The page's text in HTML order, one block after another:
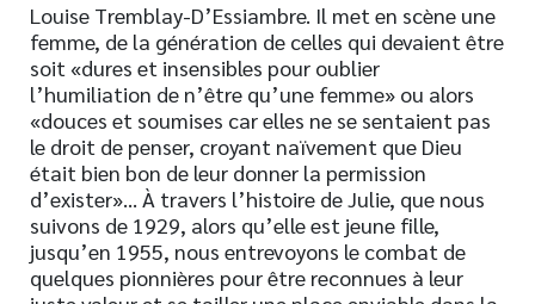
Louise Tremblay-D’Essiambre. Il met en scène une
femme, de la génération de celles qui devaient être
soit «dures et insensibles pour oublier
l’humiliation de n’être qu’une femme» ou alors
«douces et soumises car elles ne se sentaient pas
le droit de penser, croyant naïvement que Dieu
était bien bon de leur donner la permission
d’exister»… À travers l’histoire de Julie, que nous
suivons de 1929, alors qu’elle est jeune fille,
jusqu’en 1955, nous entrevoyons le combat de
quelques pionnières pour être reconnues à leur